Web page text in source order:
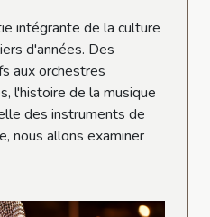
intégrante de la culture
d'années. Des
aux orchestres
l'histoire de la musique
des instruments de
nous allons examiner